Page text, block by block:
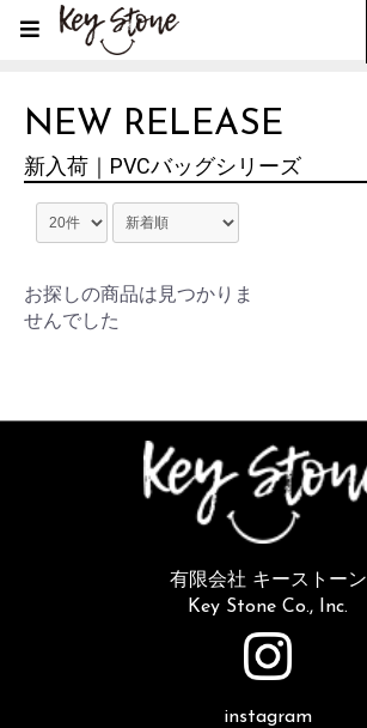
NEW RELEASE
新入荷｜PVCバッグシリーズ
お探しの商品は見つかりま
せんでした
有限会社 キーストーン
Key Stone Co., Inc.
instagram